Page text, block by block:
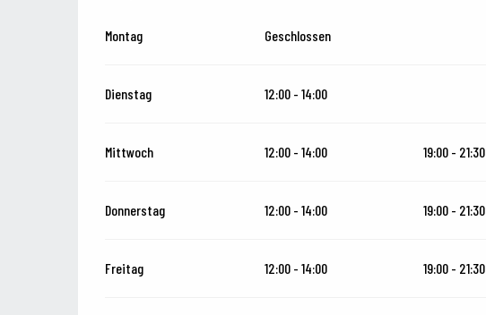
Montag Geschlossen
Dienstag 12:00 - 14:00
Mittwoch 12:00 - 14:00 19:00 - 21:30
Donnerstag 12:00 - 14:00 19:00 - 21:30
Freitag 12:00 - 14:00 19:00 - 21:30